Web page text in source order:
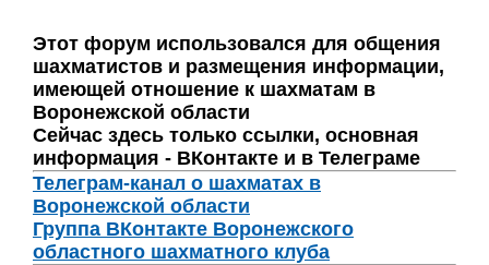
Этот форум использовался для общения
шахматистов и размещения информации,
имеющей отношение к шахматам в
Воронежской области
Сейчас здесь только ссылки, основная
информация - ВКонтакте и в Телеграме
Телеграм-канал о шахматах в
Воронежской области
Группа ВКонтакте Воронежского
областного шахматного клуба